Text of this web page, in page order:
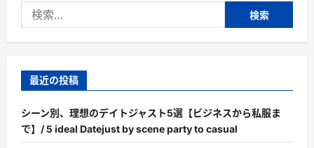
索:
最近の投稿
シーン別、理想のデイトジャスト5選【ビジネスから私服ま
で】/ 5 ideal Datejust by scene party to casual